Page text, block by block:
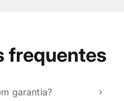
frequentes
garantia?